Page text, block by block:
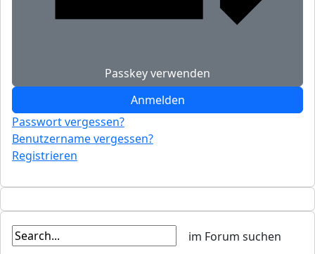
Passkey verwenden
Anmelden
Passwort vergessen?
Benutzername vergessen?
Registrieren